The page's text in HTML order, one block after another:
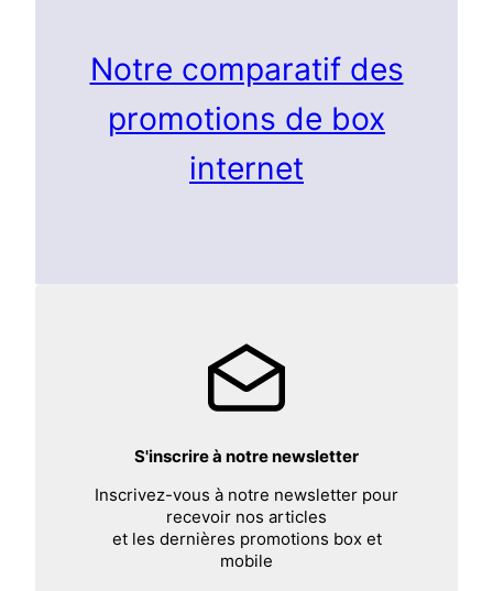
Notre comparatif des
promotions de box
internet
S'inscrire à notre newsletter
Inscrivez-vous à notre newsletter pour
recevoir nos articles
et les dernières promotions box et
mobile